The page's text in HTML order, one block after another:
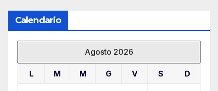
Calendario
Agosto 2026
L M M G V S D